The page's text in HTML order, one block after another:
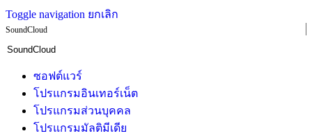
Toggle navigation ยกเลิก
SoundCloud
ซอฟต์แวร์
โปรแกรมอินเทอร์เน็ต
โปรแกรมส่วนบุคคล
โปรแกรมมัลติมีเดีย